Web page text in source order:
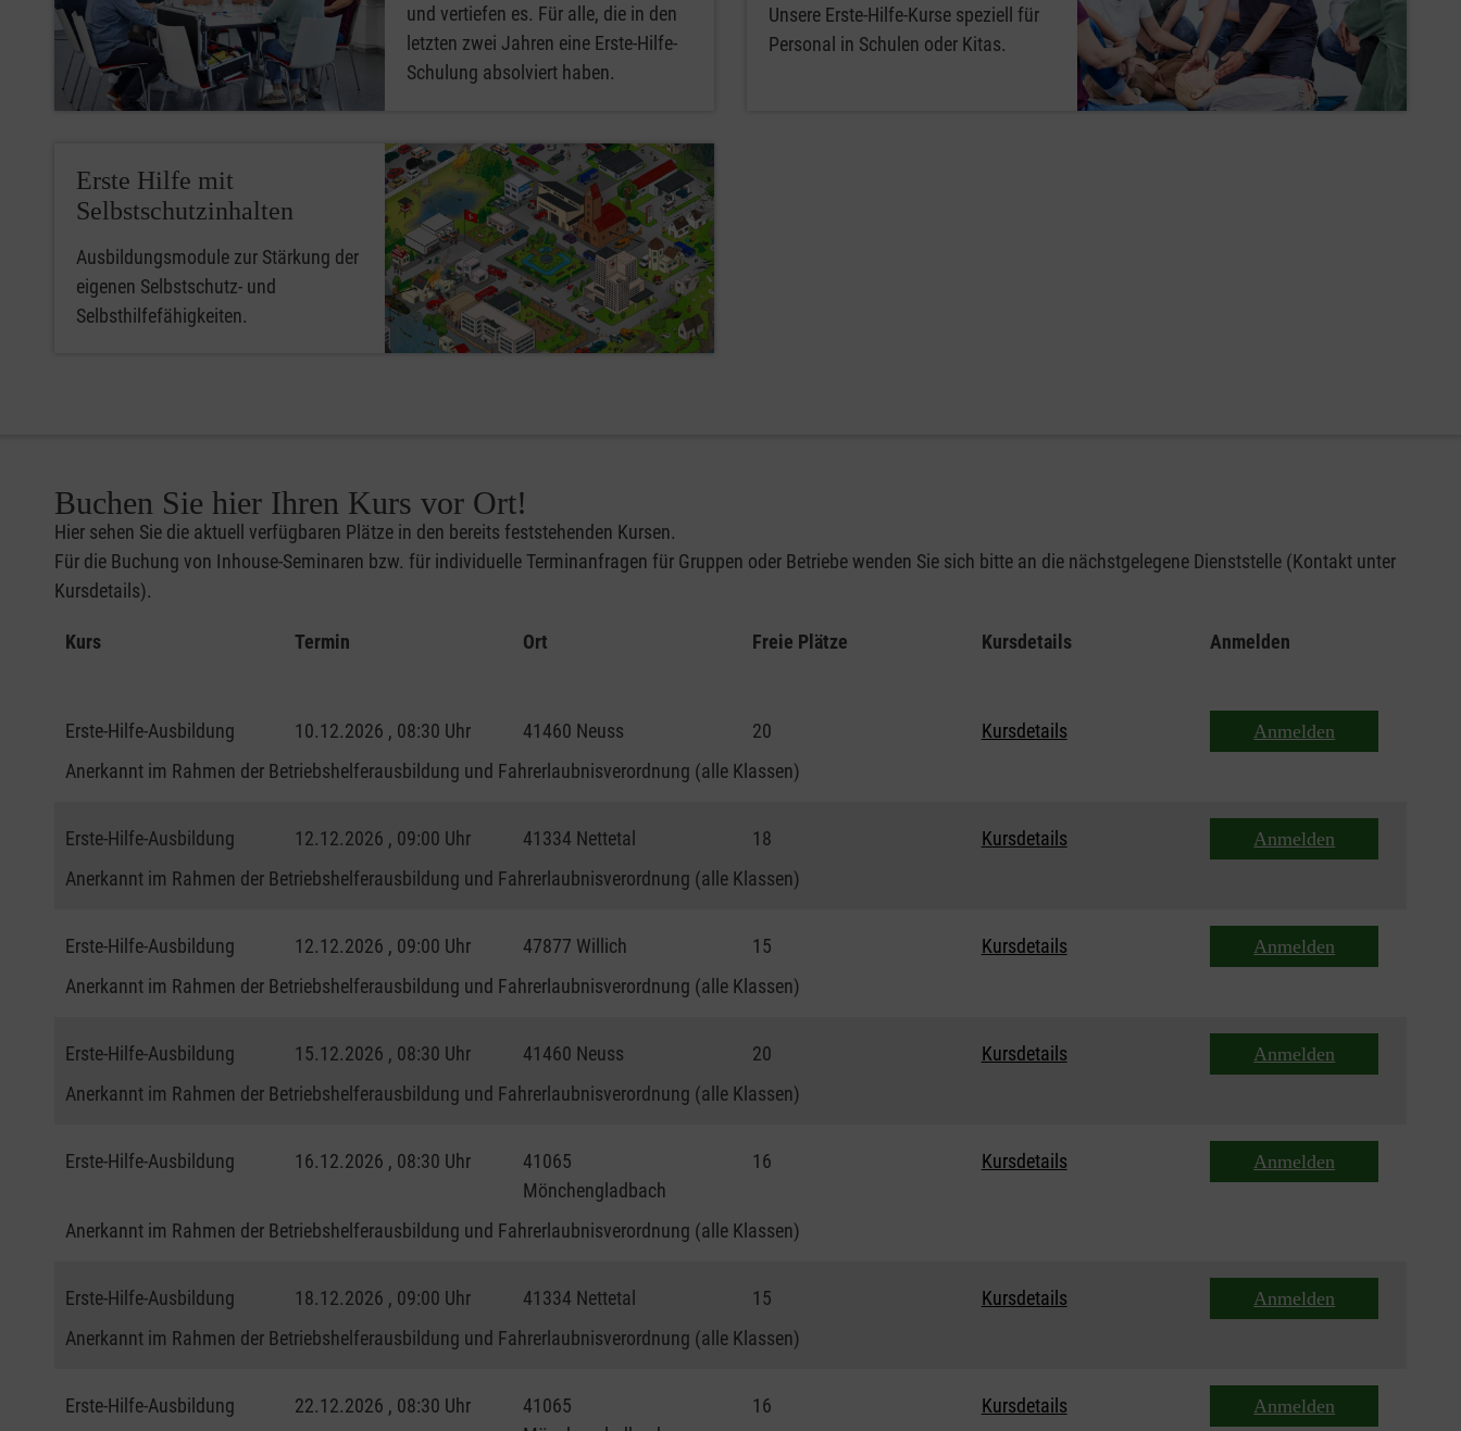
und vertiefen es. Für alle, die in den
letzten zwei Jahren eine Erste-Hilfe-
Schulung absolviert haben.
Unsere Erste-Hilfe-Kurse speziell für
Personal in Schulen oder Kitas.
Erste Hilfe mit
Selbstschutzinhalten
Ausbildungsmodule zur Stärkung der
eigenen Selbstschutz- und
Selbsthilfefähigkeiten.
Buchen Sie hier Ihren Kurs vor Ort!
Hier sehen Sie die aktuell verfügbaren Plätze in den bereits feststehenden Kursen.
Für die Buchung von Inhouse-Seminaren bzw. für individuelle Terminanfragen für Gruppen oder Betriebe wenden Sie sich bitte an die nächstgelegene Dienststelle (Kontakt unter
Kursdetails).
Kurs Termin Ort Freie Plätze Kursdetails Anmelden
Erste-Hilfe-Ausbildung 10.12.2026 , 08:30 Uhr 41460 Neuss 20 Kursdetails Anmelden
Anerkannt im Rahmen der Betriebshelferausbildung und Fahrerlaubnisverordnung (alle Klassen)
Erste-Hilfe-Ausbildung 12.12.2026 , 09:00 Uhr 41334 Nettetal 18 Kursdetails Anmelden
Anerkannt im Rahmen der Betriebshelferausbildung und Fahrerlaubnisverordnung (alle Klassen)
Erste-Hilfe-Ausbildung 12.12.2026 , 09:00 Uhr 47877 Willich 15 Kursdetails Anmelden
Anerkannt im Rahmen der Betriebshelferausbildung und Fahrerlaubnisverordnung (alle Klassen)
Erste-Hilfe-Ausbildung 15.12.2026 , 08:30 Uhr 41460 Neuss 20 Kursdetails Anmelden
Anerkannt im Rahmen der Betriebshelferausbildung und Fahrerlaubnisverordnung (alle Klassen)
Erste-Hilfe-Ausbildung 16.12.2026 , 08:30 Uhr
41065
Mönchengladbach
16 Kursdetails Anmelden
Anerkannt im Rahmen der Betriebshelferausbildung und Fahrerlaubnisverordnung (alle Klassen)
Erste-Hilfe-Ausbildung 18.12.2026 , 09:00 Uhr 41334 Nettetal 15 Kursdetails Anmelden
Anerkannt im Rahmen der Betriebshelferausbildung und Fahrerlaubnisverordnung (alle Klassen)
Erste-Hilfe-Ausbildung 22.12.2026 , 08:30 Uhr
41065
16 Kursdetails Anmelden